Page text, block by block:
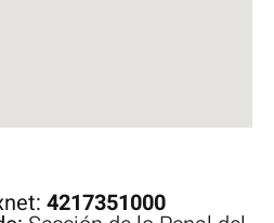
4217351000